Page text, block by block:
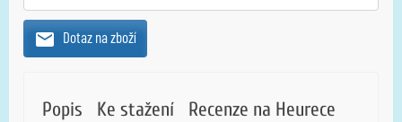
Dotaz na zboží
Popis Ke stažení
Recenze na Heurece